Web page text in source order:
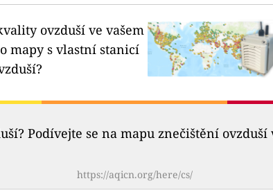
ovzduší ve vašem
mapy s vlastní stanicí
Podívejte se na mapu znečištění
https://aqicn.org/here/cs/